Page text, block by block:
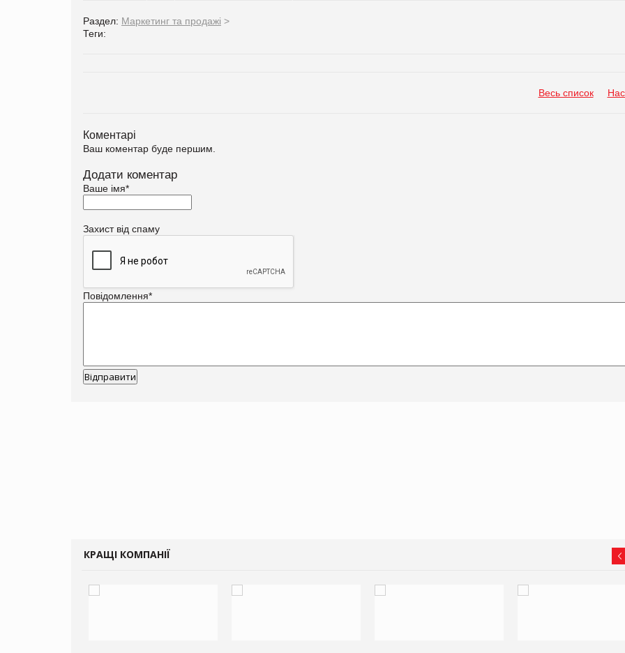
Раздел: Маркетинг та продажі >
Теги:
Весь список
Коментарі
Ваш коментар буде першим.
Додати коментар
Ваше імя*
Захист від спаму
Повідомлення*
КРАЩІ КОМПАНІЇ